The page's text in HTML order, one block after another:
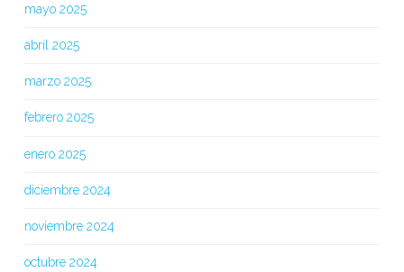
mayo 2025
abril 2025
marzo 2025
febrero 2025
enero 2025
diciembre 2024
noviembre 2024
octubre 2024